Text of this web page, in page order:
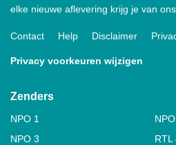
elke nieuwe aflevering krijg je van
Contact Help Disclaimer
Privacy voorkeuren wijzigen
Zenders
NPO 1
NPO 3
RTL